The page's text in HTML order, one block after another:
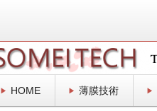
SOMEITEC
表面プロセスの技術士事務所
HOME 薄膜技術